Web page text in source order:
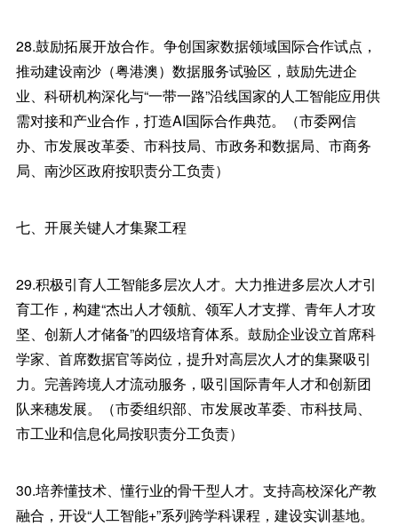
28.鼓励拓展开放合作。争创国家数据领域国际合作试点，
推动建设南沙（粤港澳）数据服务试验区，鼓励先进企
业、科研机构深化与“一带一路”沿线国家的人工智能应用供
需对接和产业合作，打造AI国际合作典范。（市委网信
办、市发展改革委、市科技局、市政务和数据局、市商务
局、南沙区政府按职责分工负责）
七、开展关键人才集聚工程
29.积极引育人工智能多层次人才。大力推进多层次人才引
育工作，构建“杰出人才领航、领军人才支撑、青年人才攻
坚、创新人才储备”的四级培育体系。鼓励企业设立首席科
学家、首席数据官等岗位，提升对高层次人才的集聚吸引
力。完善跨境人才流动服务，吸引国际青年人才和创新团
队来穗发展。（市委组织部、市发展改革委、市科技局、
市工业和信息化局按职责分工负责）
30.培养懂技术、懂行业的骨干型人才。支持高校深化产教
融合，开设“人工智能+”系列跨学科课程，建设实训基地。